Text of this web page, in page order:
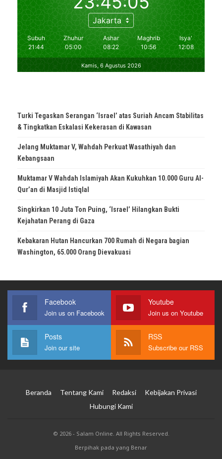
Turki Tegaskan Serangan ‘Israel’ atas Suriah Ancam Stabilitas
& Tingkatkan Eskalasi Kekerasan di Kawasan
Jelang Muktamar V, Wahdah Perkuat Wasathiyah dan
Kebangsaan
Muktamar V Wahdah Islamiyah Akan Kukuhkan 10.000 Guru Al-
Qur’an di Masjid Istiqlal
Singkirkan 10 Juta Ton Puing, ‘Israel’ Hilangkan Bukti
Kejahatan Perang di Gaza
Kebakaran Hutan Hancurkan 700 Rumah di Negara bagian
Washington, 65.000 Orang Dievakuasi
Facebook
Join us on Facebook
Youtube
Join us on Youtube
Posts
Join our site
RSS
Subscribe our RSS
Beranda Tentang Kami Redaksi
Kebijakan Privasi
Hubungi Kami
© 2026 - Salam Online. All Rights Reserved.
Berpihak pada yang Benar